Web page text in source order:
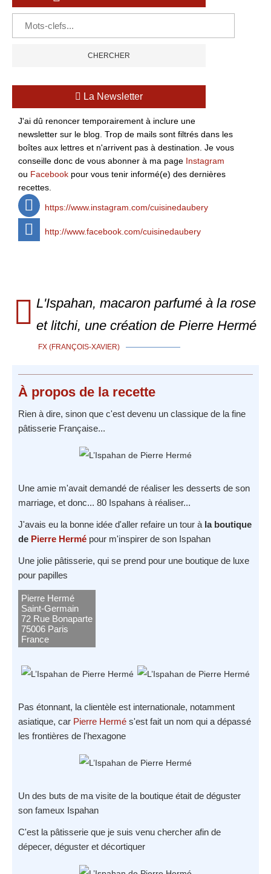
La Newsletter
J'ai dû renoncer temporairement à inclure une
newsletter sur le blog. Trop de mails sont filtrés dans les
boîtes aux lettres et n'arrivent pas à destination. Je vous
conseille donc de vous abonner à ma page Instagram
ou Facebook pour vous tenir informé(e) des dernières
recettes.
https://www.instagram.com/cuisinedaubery
http://www.facebook.com/cuisinedaubery
L'Ispahan, macaron parfumé à la rose
et litchi, une création de Pierre Hermé
FX (FRANÇOIS-XAVIER)
À propos de la recette
Rien à dire, sinon que c'est devenu un classique de la fine
pâtisserie Française...
Une amie m'avait demandé de réaliser les desserts de son
marriage, et donc... 80 Ispahans à réaliser...
J'avais eu la bonne idée d'aller refaire un tour à la boutique
de Pierre Hermé pour m'inspirer de son Ispahan
Une jolie pâtisserie, qui se prend pour une boutique de luxe
pour papilles
Pierre Hermé
Saint-Germain
72 Rue Bonaparte
75006 Paris
France
Pas étonnant, la clientèle est internationale, notamment
asiatique, car Pierre Hermé s'est fait un nom qui a dépassé
les frontières de l'hexagone
Un des buts de ma visite de la boutique était de déguster
son fameux Ispahan
C'est la pâtisserie que je suis venu chercher afin de
dépecer, déguster et décortiquer